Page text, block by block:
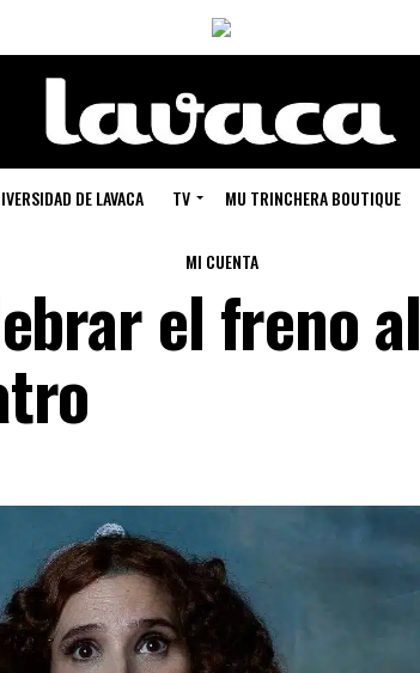
DE LAVACA TV MU TRINCHERA BOUTIQUE
MI CUENTA
el freno al